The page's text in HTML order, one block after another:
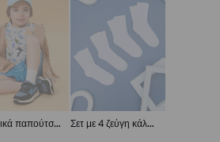
Αθλητικά παπούτσια Σετ με 4 ζεύγη κάλτσες